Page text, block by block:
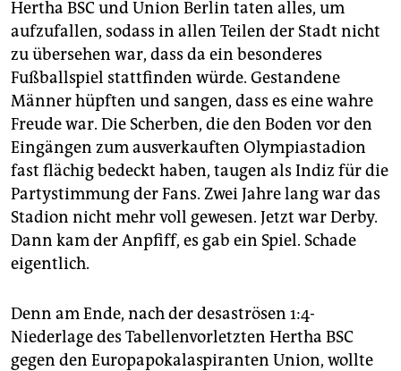
genossenschaft
epaper login
Hertha BSC und Union Berlin taten alles, um
aufzufallen, sodass in allen Teilen der Stadt nicht
zu übersehen war, dass da ein besonderes
Fußballspiel stattfinden würde. Gestandene
Männer hüpften und sangen, dass es eine wahre
Freude war. Die Scherben, die den Boden vor den
Eingängen zum ausverkauften Olympiastadion
fast flächig bedeckt haben, taugen als Indiz für die
Partystimmung der Fans. Zwei Jahre lang war das
Stadion nicht mehr voll gewesen. Jetzt war Derby.
Dann kam der Anpfiff, es gab ein Spiel. Schade
eigentlich.
Denn am Ende, nach der desas­trösen 1:4-
Niederlage des Tabellenvorletzten Hertha BSC
gegen den Europapokalaspiranten Union, wollte